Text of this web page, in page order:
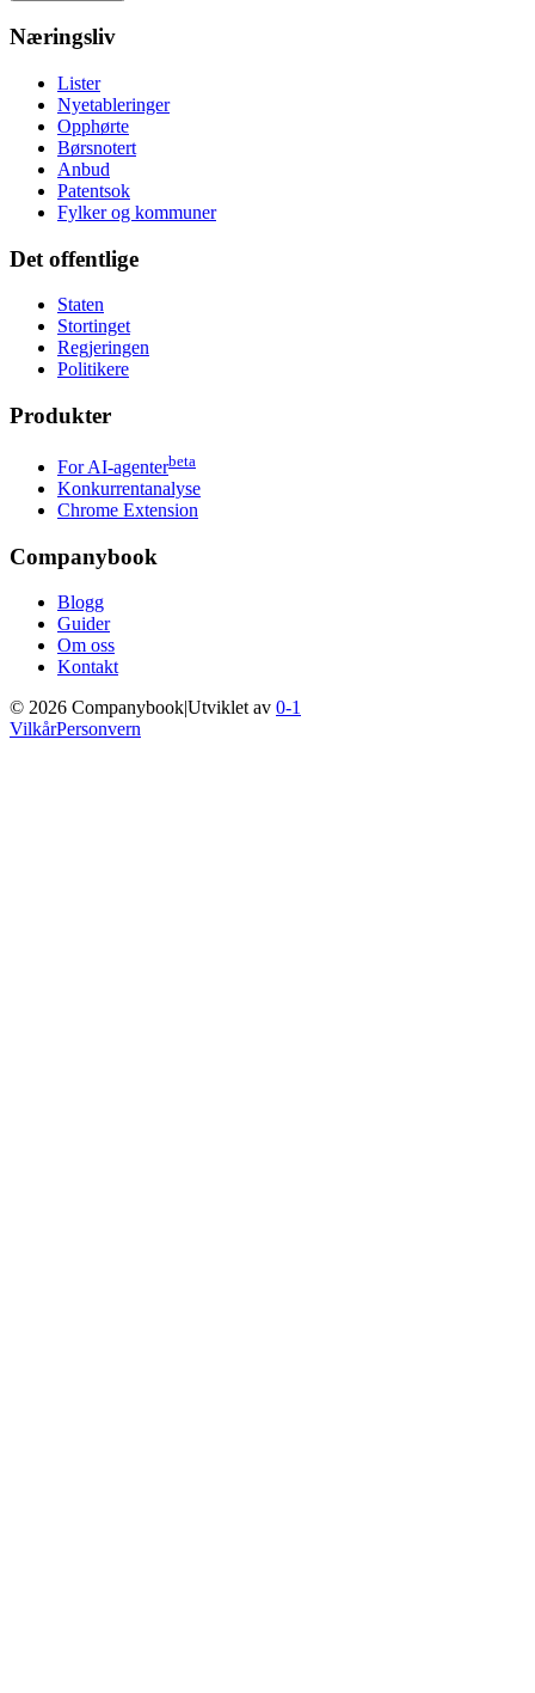
Næringsliv
Lister
Nyetableringer
Opphørte
Børsnotert
Anbud
Patentsok
Fylker og kommuner
Det offentlige
Staten
Stortinget
Regjeringen
Politikere
Produkter
For AI-agenterbeta
Konkurrentanalyse
Chrome Extension
Companybook
Blogg
Guider
Om oss
Kontakt
© 2026 CompanybookUtviklet av 0-1
VilkårPersonvern